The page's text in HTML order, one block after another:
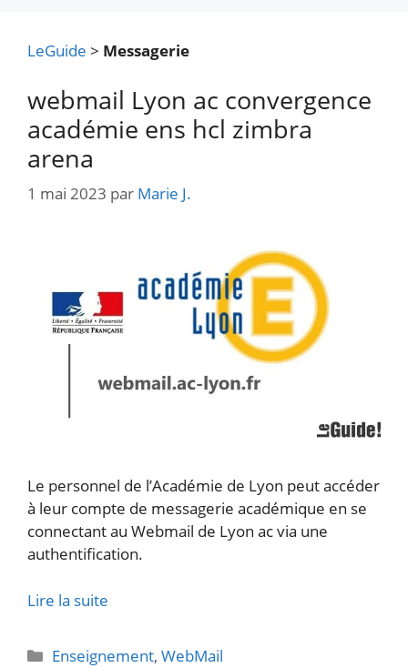
LeGuide > Messagerie
webmail Lyon ac convergence
académie ens hcl zimbra
arena
1 mai 2023 par Marie J.
Le personnel de l’Académie de Lyon peut accéder
à leur compte de messagerie académique en se
connectant au Webmail de Lyon ac via une
authentification.
Lire la suite
Catégories
Enseignement,WebMail